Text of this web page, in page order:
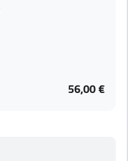
56,00 €